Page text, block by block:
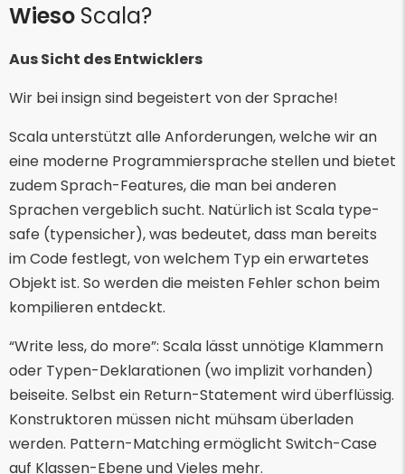
Wieso Scala?
Aus Sicht des Entwicklers
Wir bei insign sind begeistert von der Sprache!
Scala unterstützt alle Anforderungen, welche wir an
eine moderne Programmiersprache stellen und bietet
zudem Sprach-Features, die man bei anderen
Sprachen vergeblich sucht. Natürlich ist Scala type-
safe (typensicher), was bedeutet, dass man bereits
im Code festlegt, von welchem Typ ein erwartetes
Objekt ist. So werden die meisten Fehler schon beim
kompilieren entdeckt.
“Write less, do more”: Scala lässt unnötige Klammern
oder Typen-Deklarationen (wo implizit vorhanden)
beiseite. Selbst ein Return-Statement wird überflüssig.
Konstruktoren müssen nicht mühsam überladen
werden. Pattern-Matching ermöglicht Switch-Case
auf Klassen-Ebene und Vieles mehr.